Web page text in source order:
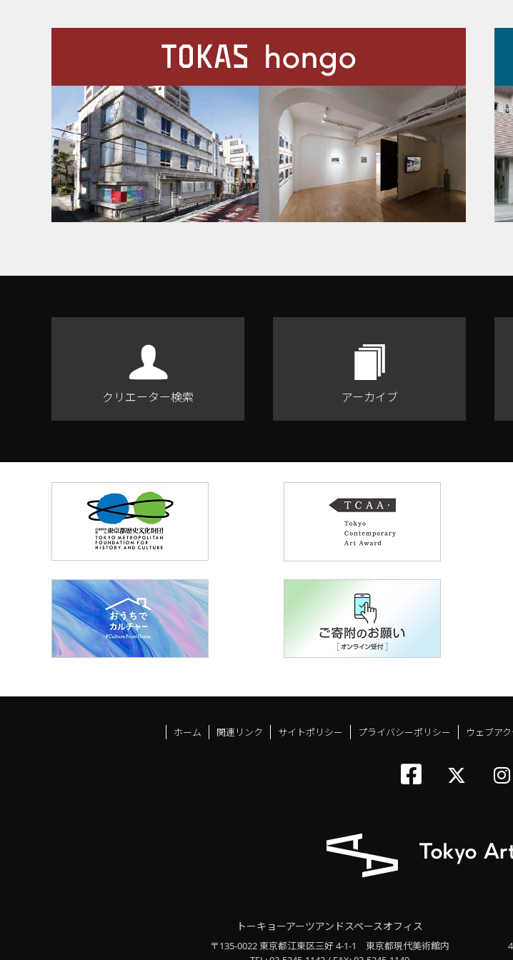
クリエーター検索 アーカイブ
ホーム 関連リンク サイトポリシー プライバシーポリシー ウェブア
トーキ
トーキョーアーツアンドスペースオフィス
〒135-0022 東京都江東区三好 4-1-1 東京都現代美術館内